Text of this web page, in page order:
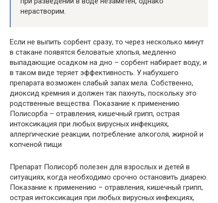
нерастворим.
Если не выпить сорбент сразу, то через несколько минут
в стакане появятся беловатые хлопья, медленно
выпадающие осадком на дно – сорбент набирает воду, и
в таком виде теряет эффективность. У набухшего
препарата возможен слабый запах мела. Собственно,
диоксид кремния и должен так пахнуть, поскольку это
родственные вещества. Показание к применению
Полисорба – отравления, кишечный грипп, острая
интоксикация при любых вирусных инфекциях,
аллергические реакции, потребление алкоголя, жирной и
копченой пищи
Препарат Полисорб полезен для взрослых и детей в
ситуациях, когда необходимо срочно остановить диарею.
Показание к применению – отравления, кишечный грипп,
острая интоксикация при любых вирусных инфекциях,